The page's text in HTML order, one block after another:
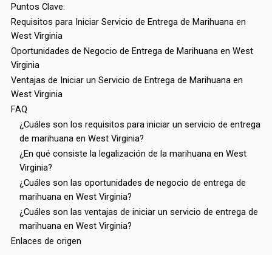
Puntos Clave:
Requisitos para Iniciar Servicio de Entrega de Marihuana en
West Virginia
Oportunidades de Negocio de Entrega de Marihuana en West
Virginia
Ventajas de Iniciar un Servicio de Entrega de Marihuana en
West Virginia
FAQ
¿Cuáles son los requisitos para iniciar un servicio de entrega
de marihuana en West Virginia?
¿En qué consiste la legalización de la marihuana en West
Virginia?
¿Cuáles son las oportunidades de negocio de entrega de
marihuana en West Virginia?
¿Cuáles son las ventajas de iniciar un servicio de entrega de
marihuana en West Virginia?
Enlaces de origen